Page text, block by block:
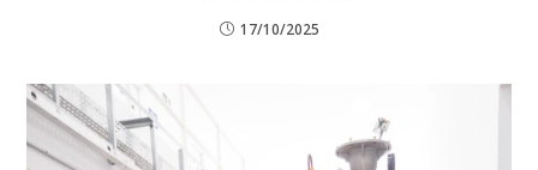
17/10/2025